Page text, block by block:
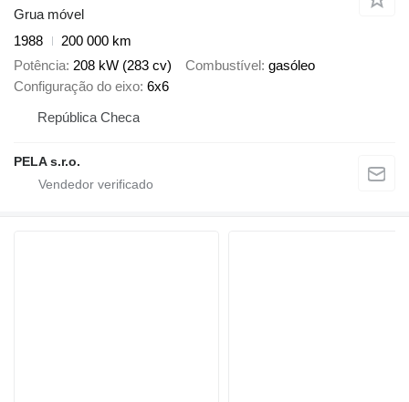
Grua móvel
1988
200 000 km
Potência 208 kW (283 cv) Combustível gasóleo
Configuração do eixo 6x6
República Checa
PELA s.r.o.